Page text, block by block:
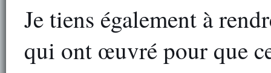
Je tiens également à
qui ont œuvré pour que